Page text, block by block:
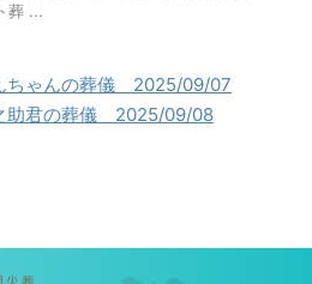
葬 ...
ちゃんの葬儀 2025/09/07
助君の葬儀 2025/09/08